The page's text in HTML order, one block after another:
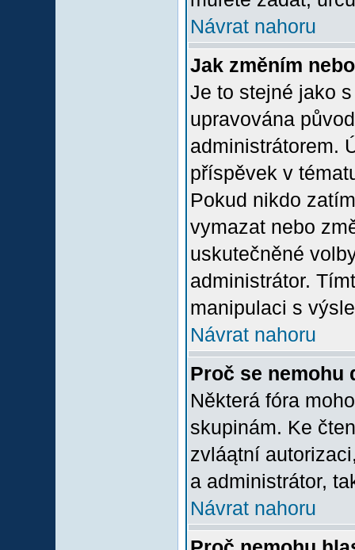
Návrat nahoru
Jak změním
Je to stejné jako
upravována
administrátorem.
příspěvek v
Pokud nikdo
vymazat nebo
uskutečněné
administrátor.
manipulaci s
Návrat nahoru
Proč se nemohu
Některá fóra
skupinám. Ke
zvláątní
a administrátor,
Návrat nahoru